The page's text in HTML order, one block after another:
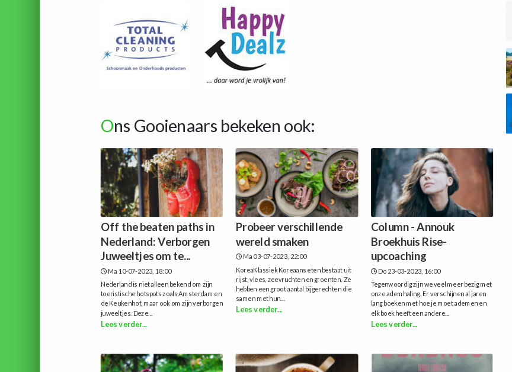
Ons Gooienaars bekeken ook:
Off the beaten paths in
Nederland: Verborgen
Juweeltjes om te...
Ma 10-07-2023, 18:00
Nederland is niet alleen bekend om zijn
toeristische hotspots zoals Amsterdam en
de Keukenhof, maar ook om zijn verborgen
juweeltjes. Deze...
Lees verder...
Probeer verschillende
wereld smaken
Ma 03-07-2023, 22:00
KoreaKlassiek Koreaans eten bestaat uit
rijst, vlees, zeevruchten en groenten. Ze
hebben een groot aantal bijgerechten die
samen met hun...
Lees verder...
Column - Annouk
Broekhuis Rise-
upcoaching
Do 23-03-2023, 16:00
Tegenwoordig zijn we veel meer bezig met
onze ademhaling. Er verschijnen al jaren
lang boeken met hoe je moet ademen en
elk boek heeft een andere...
Lees verder...